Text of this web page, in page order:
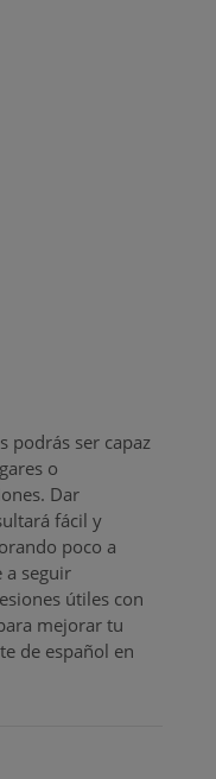
podrás ser capaz
o
Dar
fácil y
poco a
a seguir
útiles con
mejorar tu
de español en